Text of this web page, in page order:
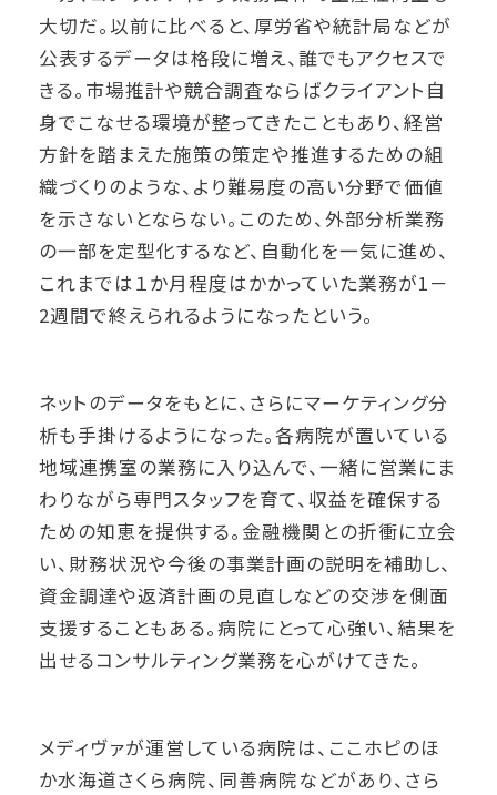
大切だ。以前に比べると、厚労省や統計局などが
公表するデータは格段に増え、誰でもアクセスで
きる。市場推計や競合調査ならばクライアント自
身でこなせる環境が整ってきたこともあり、経営
方針を踏まえた施策の策定や推進するための組
織づくりのような、より難易度の高い分野で価値
を示さないとならない。このため、外部分析業務
の一部を定型化するなど、自動化を一気に進め、
これまでは１か月程度はかかっていた業務が1－
2週間で終えられるようになったという。
ネットのデータをもとに、さらにマーケティング分
析も手掛けるようになった。各病院が置いている
地域連携室の業務に入り込んで、一緒に営業にま
わりながら専門スタッフを育て、収益を確保する
ための知恵を提供する。金融機関との折衝に立会
い、財務状況や今後の事業計画の説明を補助し、
資金調達や返済計画の見直しなどの交渉を側面
支援することもある。病院にとって心強い、結果を
出せるコンサルティング業務を心がけてきた。
メディヴァが運営している病院は、ここホピのほ
か水海道さくら病院、同善病院などがあり、さら